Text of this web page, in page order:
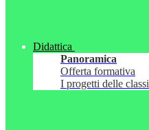
Didattica
Panoramica
Offerta formativa
I progetti delle classi